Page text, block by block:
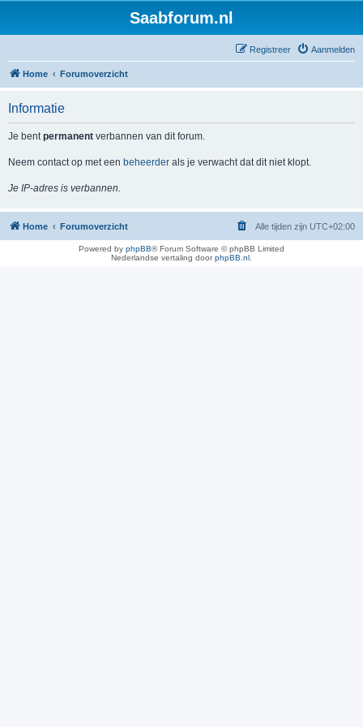
Saabforum.nl
Aanmelden
Registreer
Home Forumoverzicht
Informatie
Je bentpermanent verbannen van dit forum.
Neem contact op met een beheerder als je verwacht dat dit niet klopt.
Je IP-adres is verbannen.
Home Forumoverzicht Alle tijden zijn UTC+02:00
Powered by phpBB® Forum Software © phpBB Limited
Nederlandse vertaling doorphpBB.nl